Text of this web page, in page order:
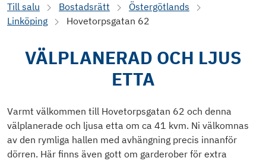
Till salu Bostadsrätt
Östergötlands
Linköping
Hovetorpsgatan 62
VÄLPLANERAD OCH LJUS
ETTA
Varmt välkommen till Hovetorpsgatan 62 och denna
välplanerade och ljusa etta om ca 41 kvm. Ni välkomnas
av den rymliga hallen med avhängning precis innanför
dörren. Här finns även gott om garderober för extra